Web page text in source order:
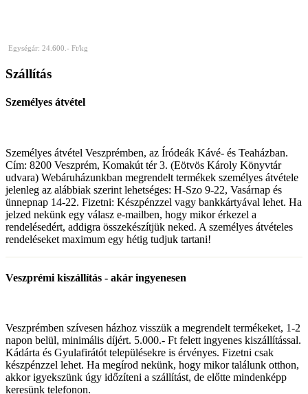
Egységár: 24.600.- Ft/kg
Szállítás
Személyes átvétel
Személyes átvétel Veszprémben, az Íródeák Kávé- és Teaházban.
Cím: 8200 Veszprém, Komakút tér 3. (Eötvös Károly Könyvtár
udvara) Webáruházunkban megrendelt termékek személyes átvétele
jelenleg az alábbiak szerint lehetséges: H-Szo 9-22, Vasárnap és
ünnepnap 14-22. Fizetni: Készpénzzel vagy bankkártyával lehet. Ha
jelzed nekünk egy válasz e-mailben, hogy mikor érkezel a
rendelésedért, addigra összekészítjük neked. A személyes átvételes
rendeléseket maximum egy hétig tudjuk tartani!
Veszprémi kiszállítás - akár ingyenesen
Veszprémben szívesen házhoz visszük a megrendelt termékeket, 1-2
napon belül, minimális díjért. 5.000.- Ft felett ingyenes kiszállítással.
Kádárta és Gyulafirátót településekre is érvényes. Fizetni csak
készpénzzel lehet. Ha megírod nekünk, hogy mikor találunk otthon,
akkor igyekszünk úgy időzíteni a szállítást, de előtte mindenképp
keresünk telefonon.